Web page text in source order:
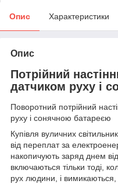
Опис Характеристики
Опис
Потрійний
датчиком руху і
Поворотний потрійний
руху і сонячною батареєю
Купівля вуличних
від переплат за
накопичують заряд днем
включаються тільки тоді,
рух людини, і